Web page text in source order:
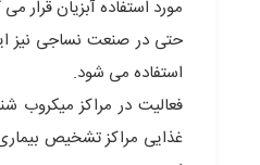
مورد استفاده آبزیان
حتی در صنعت نساجی نیز
استفاده می شود.
فعالیت در مراکز میکروب
غذایی مراکز تشخیص